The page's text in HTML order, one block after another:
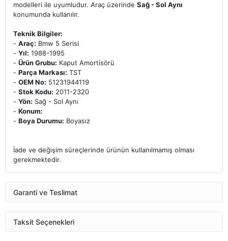
modelleri ile uyumludur. Araç üzerinde Sağ - Sol Aynı
konumunda kullanılır.
Teknik Bilgiler:
- Araç: Bmw 5 Serisi
- Yıl: 1988-1995
- Ürün Grubu: Kaput Amortisörü
- Parça Markası: TST
- OEM No: 51231944119
- Stok Kodu: 2011-2320
- Yön: Sağ - Sol Aynı
- Konum:
- Boya Durumu: Boyasız
İade ve değişim süreçlerinde ürünün kullanılmamış olması
gerekmektedir.
Garanti ve Teslimat
Taksit Seçenekleri